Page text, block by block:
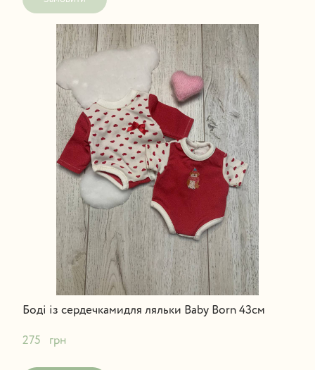
Боді із сердечкамидля ляльки Baby Born 43см
275   грн